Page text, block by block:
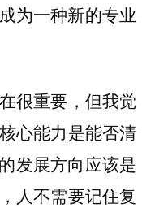
为一种新的专业
很重要，但我觉
心能力是能否清
发展方向应该是
人不需要记住复